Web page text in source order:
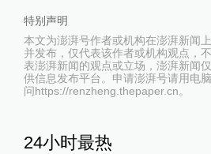
特别声明
本文为澎湃号作者或机构在澎湃新闻
并发布，仅代表该作者或机构观点，
表澎湃新闻的观点或立场，澎湃新闻
供信息发布平台。申请澎湃号请用电
问https://renzheng.thepaper.cn。
24小时最热